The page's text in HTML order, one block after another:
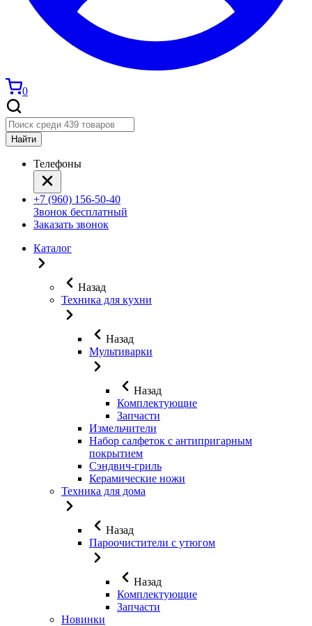
0
Найти
Телефоны
+7 (960) 156-50-40
Звонок бесплатный
Заказать звонок
Каталог
Назад
Техника для кухни
Назад
Мультиварки
Назад
Комплектующие
Запчасти
Измельчители
Набор салфеток с антипригарным
покрытием
Сэндвич-гриль
Керамические ножи
Техника для дома
Назад
Пароочистители с утюгом
Назад
Комплектующие
Запчасти
Новинки